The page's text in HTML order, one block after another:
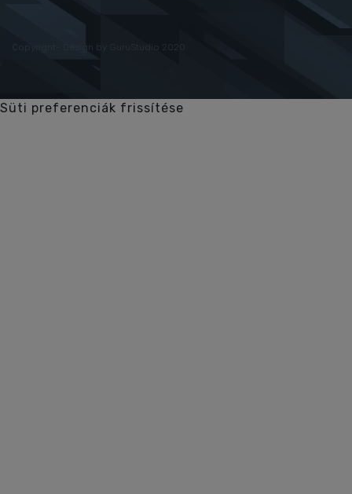
Copyright- Design by GuruStudio 2020
Süti preferenciák frissítése